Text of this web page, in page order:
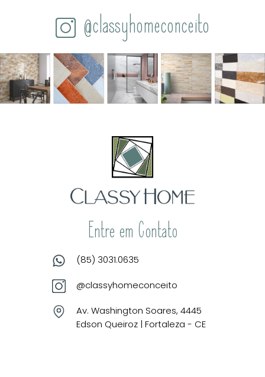
@classyhomeconceito
Entre em Contato
(85) 3031.0635
@classyhomeconceito
Av. Washington Soares, 4445
Edson Queiroz | Fortaleza - CE